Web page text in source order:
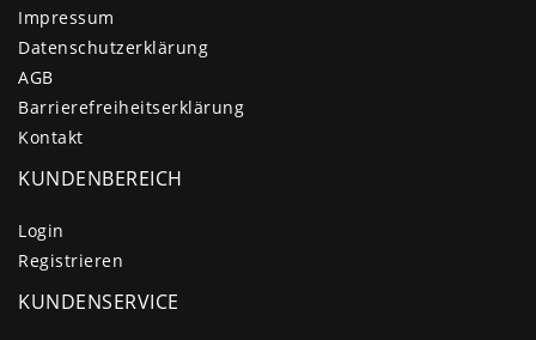
Impressum
Daten­schutz­erklärung
AGB
Barrierefreiheitserklärung
Kontakt
KUNDENBEREICH
Login
Registrieren
KUNDENSERVICE